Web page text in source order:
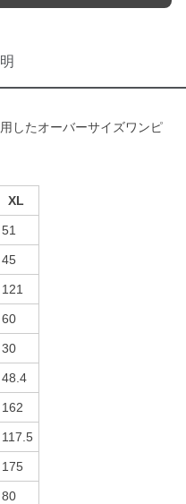
したオーバーサイズワンピ
XL
51
45
121
60
30
48.4
162
117.5
175
80